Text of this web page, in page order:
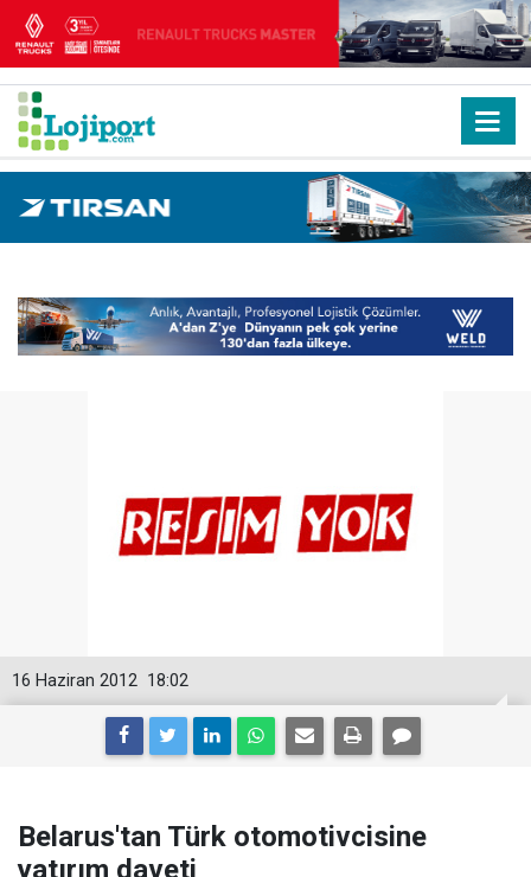
18:02
16 Haziran 2012
Belarus'tan Türk otomotivcisine
yatırım daveti